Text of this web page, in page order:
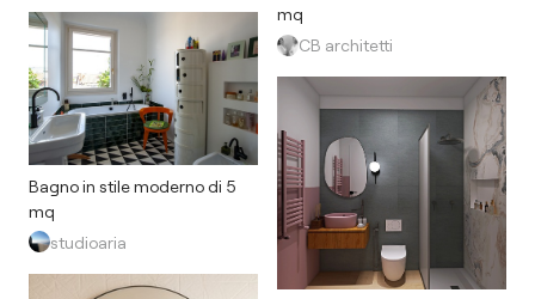
Bagno in stile moderno di 5
mq
studioaria
mq
CB architetti